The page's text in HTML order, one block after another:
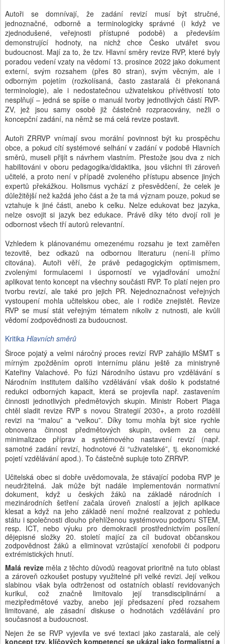
Autoři se domnívají, že zadání revizí musí být stručné,
jednoznačné, odborně a terminologicky správné (i když ve
zjednodušené, veřejnosti přístupné podobě) a především
demonstrující hodnoty, na nichž chce Česko utvářet svou
budoucnost. Mají za to, že tzv. Hlavní směry revize RVP, které byly
poradou vedení vzaty na vědomí 13. prosince 2022 jako dokument
externí, svým rozsahem (přes 80 stran), svým věcným, ale i
odborným pojetím (rozkolísaná, často zastaralá či překonaná
terminologie), ale i nedostatečnou uživatelskou přívětivostí toto
nesplňují – jedná se spíše o manuál tvorby jednotlivých částí RVP-
ZV, jež jsou samy osobě již částečně rozpracovány, nežli o
koncepční zadání, na němž se má celá revize postavit.
Autoři ZRRVP vnímají svou morální povinnost být ku prospěchu
obce, a pokud cítí systémové selhání v zadání v podobě Hlavních
směrů, museli přijít s návrhem vlastním. Přestože jsou dva z nich
habilitováni v oboru pedagogika/didaktika, jsou všichni tři zároveň
učitelé, a proto není v případě zvoleného přístupu absence jiných
expertů překážkou. Holismus vychází z přesvědčení, že celek je
důležitější než každá jeho část a že ta má význam pouze, pokud se
vztahuje k jiné části, anebo k celku. Nelze edukovat bez jazyka,
nelze osvojit si jazyk bez edukace. Právě díky této dvojí roli je
odbornost všech tří autorů relevantní.
Vzhledem k plánovanému omezenému rozsahu je text zaměřen
tezovitě, bez odkazů na odbornou literaturu (není-li přímo
citována). Autoři věří, že právě pedagogickým optimismem,
zvolenými formulacemi i úsporností ve vyjadřování umožní
aplikovat tento koncept na všechny součásti RVP. To platí nejen pro
tvorbu revizí, ale také pro jejich PR. Nejednoznačnost veřejných
vystoupení mohla učitelskou obec, ale i rodiče znejistět. Revize
RVP se musí stát veřejným tématem nikoliv z nutnosti, ale kvůli
vědomí zodpovědnosti za budoucnost.
Kritika Hlavních směrů
Široce pojatý a velmi náročný proces revizí RVP zahájilo MŠMT s
mírným zpožděním oproti internímu plánu ještě za ministryně
Kateřiny Valachové. Po fúzi Národního ústavu pro vzdělávání s
Národním institutem dalšího vzdělávání však došlo k podstatné
redukci odborných kapacit, která se projevila např. zastavením
činnosti jednotlivých předmětových skupin. Ministr Robert Plaga
chtěl sladit revize RVP s novou Strategií 2030+, a proto rozdělil
revizi na “malou” a “velkou”. Díky tomu mohla být sice rychle
obnovena činnost předmětových skupin, ovšem za cenu
minimalizace příprav a systémového nastavení revizí (např.
samotné zadání revizí, hodnotové či “uživatelské”, tj. ekonomické
pojetí vzdělávání apod.). To částečně supluje toto ZRRVP.
Učitelská obec si dobře uvědomovala, že stávající podoba RVP je
neudržitelná. Jak může být nadále implementován normativní
dokument, když u českých žáků na základě národních i
mezinárodních šetření začala úroveň znalostí a jejich aplikace
klesat a když na jeho základě není možné realizovat z pohledu
státu i společnosti dlouho přehlíženou systémovou podporu STEM,
resp. ICT, nebo výuku pro demokracii prostřednictvím posílení
dějepisné složky 20. století mající za cíl budovat občanskou
zodpovědnost žáků a eliminovat vzrůstající xenofobii či podporu
extrémistických hnutí.
Malá revize měla z těchto důvodů reagovat prioritně na tuto oblast
a zároveň ozkoušet postupy využitelné při velké revizi. Její velkou
slabinou však byla odtrženost od ostatních oblastí revidovaných
kurikul, což značně limitovalo její transdisciplinární a
mezipředmětové vazby, anebo její předsazení před rozsahem
limitované, ale zásadní diskuse o hodnotách vzdělávání pro
současnost a budoucnost.
koncept tzv. klíčových kompetencí se ukázal jako formalistní a